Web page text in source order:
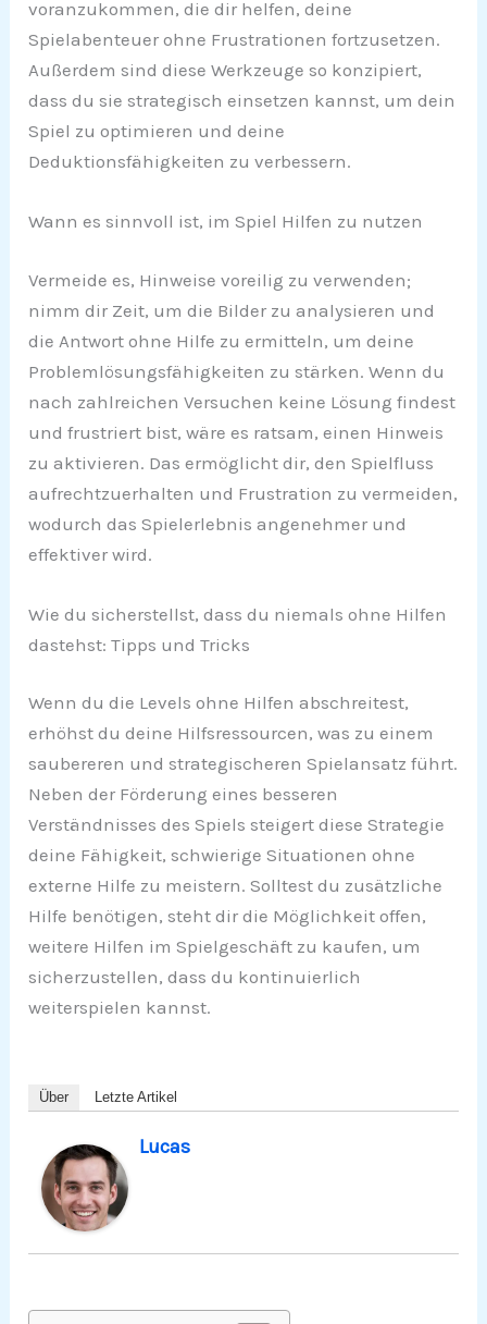
voranzukommen, die dir helfen, deine
Spielabenteuer ohne Frustrationen fortzusetzen.
Außerdem sind diese Werkzeuge so konzipiert,
dass du sie strategisch einsetzen kannst, um dein
Spiel zu optimieren und deine
Deduktionsfähigkeiten zu verbessern.
Wann es sinnvoll ist, im Spiel Hilfen zu nutzen
Vermeide es, Hinweise voreilig zu verwenden;
nimm dir Zeit, um die Bilder zu analysieren und
die Antwort ohne Hilfe zu ermitteln, um deine
Problemlösungsfähigkeiten zu stärken. Wenn du
nach zahlreichen Versuchen keine Lösung findest
und frustriert bist, wäre es ratsam, einen Hinweis
zu aktivieren. Das ermöglicht dir, den Spielfluss
aufrechtzuerhalten und Frustration zu vermeiden,
wodurch das Spielerlebnis angenehmer und
effektiver wird.
Wie du sicherstellst, dass du niemals ohne Hilfen
dastehst: Tipps und Tricks
Wenn du die Levels ohne Hilfen abschreitest,
erhöhst du deine Hilfsressourcen, was zu einem
saubereren und strategischeren Spielansatz führt.
Neben der Förderung eines besseren
Verständnisses des Spiels steigert diese Strategie
deine Fähigkeit, schwierige Situationen ohne
externe Hilfe zu meistern. Solltest du zusätzliche
Hilfe benötigen, steht dir die Möglichkeit offen,
weitere Hilfen im Spielgeschäft zu kaufen, um
sicherzustellen, dass du kontinuierlich
weiterspielen kannst.
Über Letzte Artikel
Lucas